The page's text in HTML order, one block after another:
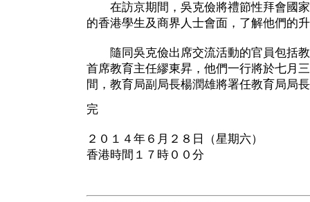
在訪京期間，吳克儉將禮節性拜會國家
的香港學生及商界人士會面，了解他們的
隨同吳克儉出席交流活動的官員包括教
首席教育主任繆東昇，他們一行將於七月
間，教育局副局長楊潤雄將署任教育局局
完
２０１４年６月２８日（星期六）
香港時間１７時００分